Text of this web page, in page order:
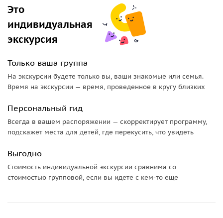
фотографии.
Важная информация!
Для бронирования экскурсий в период праздничных дат
Спутник-8.
Это
индивидуальная
экскурсия
Только ваша группа
На экскурсии будете только вы, ваши знакомые или семья.
Время на экскурсии — время, проведенное в кругу близких
Персональный гид
Всегда в вашем распоряжении — скорректирует программу,
подскажет места для детей, где перекусить, что увидеть
Выгодно
Стоимость индивидуальной экскурсии сравнима со
стоимостью групповой, если вы идете с кем-то еще